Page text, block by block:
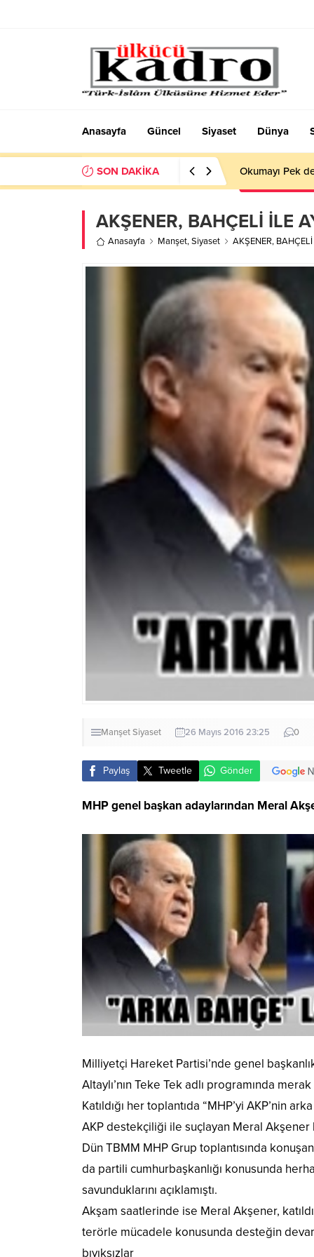
Anasayfa Güncel Siyaset Dünya
SON DAKİKA Okumayı Pek
AKŞENER, BAHÇELİ İLE
Anasayfa Manşet,Siyaset AKŞENER,
ManşetSiyaset 26 Mayıs 2016 23:25 0
Paylaş Tweetle Gönder
MHP genel başkan adaylarından Meral
Milliyetçi Hareket Partisi’nde genel
Altaylı’nın Teke Tek adlı programında
Katıldığı her toplantıda “MHP’yi AKP’nin
AKP destekçiliği ile suçlayan Meral Akşener
Dün TBMM MHP Grup toplantısında
da partili cumhurbaşkanlığı konusunda
savunduklarını açıklamıştı.
Akşam saatlerinde ise Meral Akşener,
terörle mücadele konusunda desteğin
bıyıksızlar